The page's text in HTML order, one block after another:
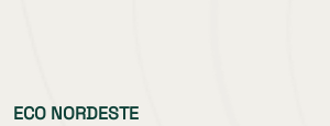
ECO NORDESTE